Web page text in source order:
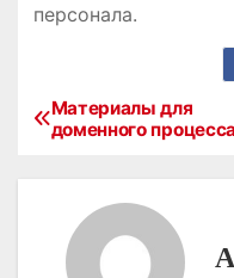
персонала.
НМатериалы для
доменного процесса